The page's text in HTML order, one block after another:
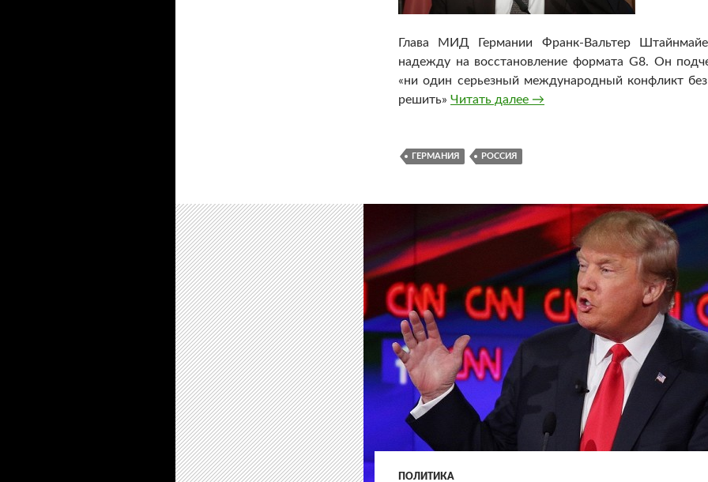
Глава МИД Германии Франк-Вальтер
надежду на восстановление формата G8. Он
«ни один серьезный международный конфликт
решить» Читать далее Глава МИД Германии
→
ГЕРМАНИЯ РОССИЯ
ПОЛИТИКА